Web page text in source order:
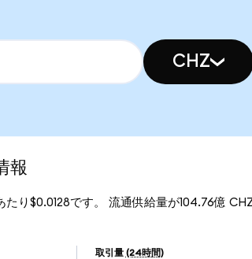
CHZ
報
り$0.0128です。 流通供給量が104.76億
取引量 (24時間)